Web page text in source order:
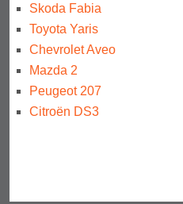
Skoda Fabia
Toyota Yaris
Chevrolet Aveo
Mazda 2
Peugeot 207
Citroën DS3